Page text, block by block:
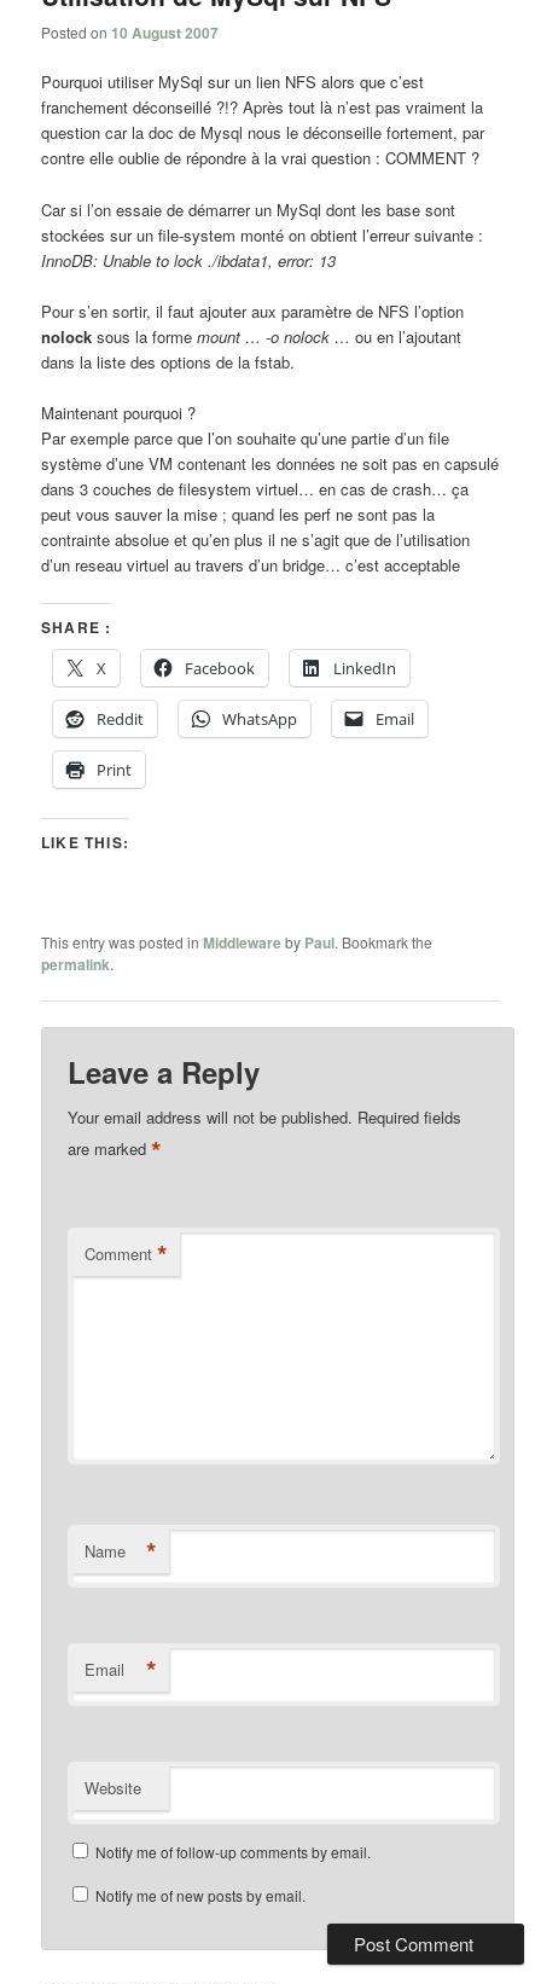
Posted on 10 August 2007
Pourquoi utiliser MySql sur un lien NFS alors que c’est
franchement déconseillé ?!? Après tout là n’est pas vraiment la
question car la doc de Mysql nous le déconseille fortement, par
contre elle oublie de répondre à la vrai question : COMMENT ?
Car si l’on essaie de démarrer un MySql dont les base sont
stockées sur un file-system monté on obtient l’erreur suivante :
InnoDB: Unable to lock ./ibdata1, error: 13
Pour s’en sortir, il faut ajouter aux paramètre de NFS l’option
nolock sous la formemount … -o nolock … ou en l’ajoutant
dans la liste des options de la fstab.
Maintenant pourquoi ?
Par exemple parce que l’on souhaite qu’une partie d’un file
système d’une VM contenant les données ne soit pas en capsulé
dans 3 couches de filesystem virtuel… en cas de crash… ça
peut vous sauver la mise ; quand les perf ne sont pas la
contrainte absolue et qu’en plus il ne s’agit que de l’utilisation
d’un reseau virtuel au travers d’un bridge… c’est acceptable
SHARE :
X
Facebook LinkedIn
Reddit WhatsApp Email
Print
LIKE THIS:
This entry was posted inMiddlewareby Paul. Bookmark the
permalink.
Leave a Reply
Your email address will not be published. Required fields
are marked*
Comment *
Name *
Email *
Website
Notify me of follow-up comments by email.
Notify me of new posts by email.